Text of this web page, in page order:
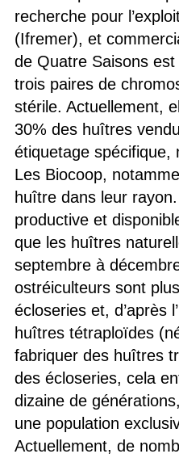
recherche pour
(Ifremer), et
de Quatre Saisons
trois paires de
stérile. Actuellement,
30% des huîtres
étiquetage spécifique,
Les Biocoop,
huître dans leur
productive et
que les huîtres
septembre à
ostréiculteurs sont
écloseries et, d’après
huîtres tétraploïdes
fabriquer des huîtres
des écloseries, cela
dizaine de
une population
Actuellement, de